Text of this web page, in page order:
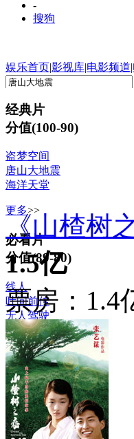
-
搜狗
娱乐首页|影视库|电影频道|
经典片
分值(100-90)
盗梦空间
唐山大地震
海洋天堂
更多>>
必看片
分值(89-80)
线人
叶问前传
无人驾驶
更多>>
普通片
分值(79-70)
敢死队
近在咫尺
《山楂树
1.5亿
票房：1.4